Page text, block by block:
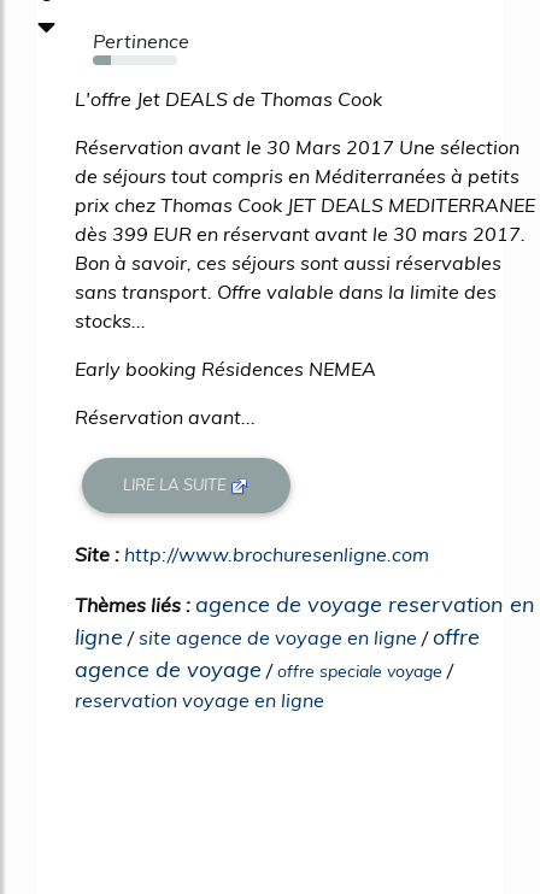
Pertinence
21%
L'offre Jet DEALS de Thomas Cook
Réservation avant le 30 Mars 2017 Une sélection
de séjours tout compris en Méditerranées à petits
prix chez Thomas Cook JET DEALS MEDITERRANEE
dès 399 EUR en réservant avant le 30 mars 2017.
Bon à savoir, ces séjours sont aussi réservables
sans transport. Offre valable dans la limite des
stocks...
Early booking Résidences NEMEA
Réservation avant...
LIRE LA SUITE
Site : http://www.brochuresenligne.com
Thèmes liés : agence de voyage reservation en
ligne /site agence de voyage en ligne /offre
agence de voyage /offre speciale voyage /
reservation voyage en ligne